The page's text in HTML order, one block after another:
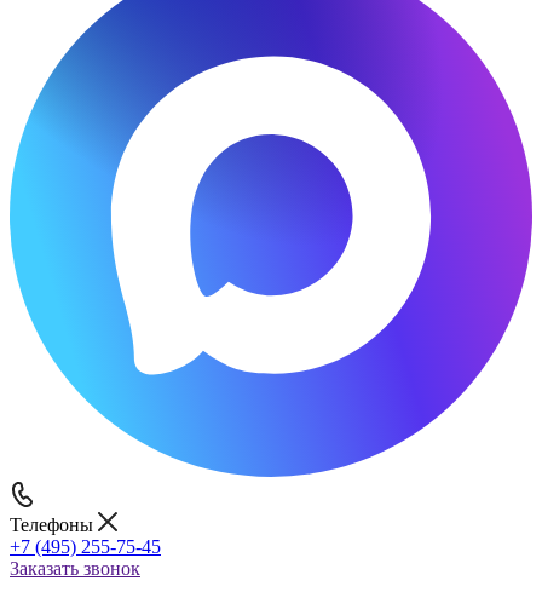
Телефоны
+7 (495) 255-75-45
Заказать звонок